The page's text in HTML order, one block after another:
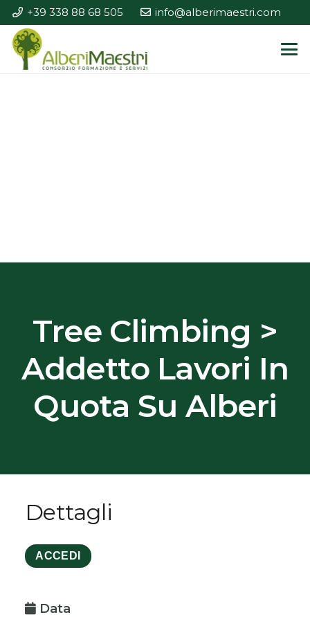
+39 338 88 68 505 info@alberimaestri.com
Tree Climbing >
Addetto Lavori In
Quota Su Alberi
Dettagli
ACCEDI
Data